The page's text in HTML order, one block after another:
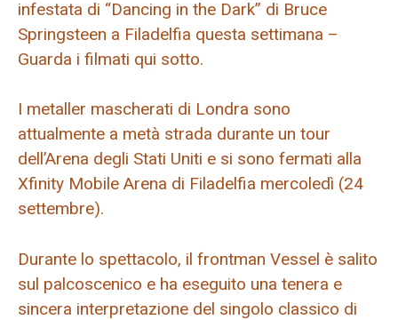
infestata di “Dancing in the Dark” di Bruce
Springsteen a Filadelfia questa settimana –
Guarda i filmati qui sotto.
I metaller mascherati di Londra sono
attualmente a metà strada durante un tour
dell’Arena degli Stati Uniti e si sono fermati alla
Xfinity Mobile Arena di Filadelfia mercoledì (24
settembre).
Durante lo spettacolo, il frontman Vessel è salito
sul palcoscenico e ha eseguito una tenera e
sincera interpretazione del singolo classico di